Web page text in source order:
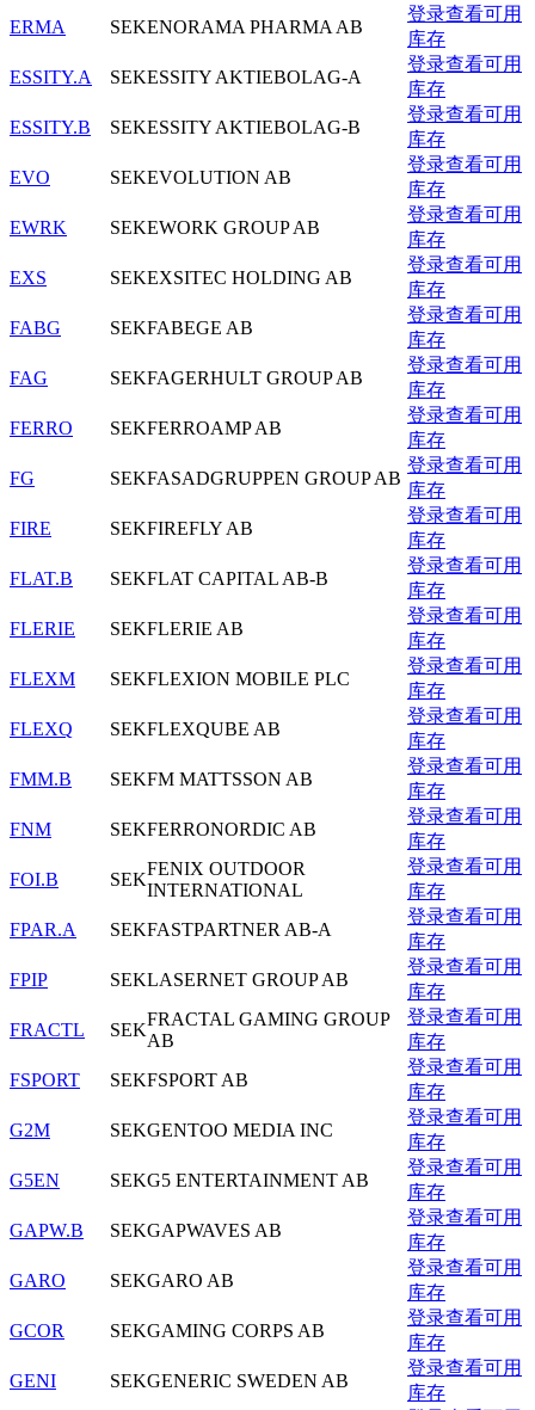
ERMA
SEKENORAMA PHARMA AB
登录查看可用
库存
ESSITY.A
SEKESSITY AKTIEBOLAG-A
登录查看可用
库存
ESSITY.B
SEKESSITY AKTIEBOLAG-B
登录查看可用
库存
EVO
SEKEVOLUTION AB
登录查看可用
库存
EWRK
SEKEWORK GROUP AB
登录查看可用
库存
EXS
SEKEXSITEC HOLDING AB
登录查看可用
库存
FABG
SEKFABEGE AB
登录查看可用
库存
FAG
SEKFAGERHULT GROUP AB
登录查看可用
库存
FERRO
SEKFERROAMP AB
登录查看可用
库存
FG
SEKFASADGRUPPEN GROUP AB
登录查看可用
库存
FIRE
SEKFIREFLY AB
登录查看可用
库存
FLAT.B
SEKFLAT CAPITAL AB-B
登录查看可用
库存
FLERIE
SEKFLERIE AB
登录查看可用
库存
FLEXM
SEKFLEXION MOBILE PLC
登录查看可用
库存
FLEXQ
SEKFLEXQUBE AB
登录查看可用
库存
FMM.B
SEKFM MATTSSON AB
登录查看可用
库存
FNM
SEKFERRONORDIC AB
登录查看可用
库存
FOI.B
SEK
FENIX OUTDOOR
INTERNATIONAL
登录查看可用
库存
FPAR.A
SEKFASTPARTNER AB-A
登录查看可用
库存
FPIP
SEKLASERNET GROUP AB
登录查看可用
库存
FRACTL
SEK
FRACTAL GAMING GROUP
AB
登录查看可用
库存
FSPORT
SEKFSPORT AB
登录查看可用
库存
G2M
SEKGENTOO MEDIA INC
登录查看可用
库存
G5EN
SEKG5 ENTERTAINMENT AB
登录查看可用
库存
GAPW.B
SEKGAPWAVES AB
登录查看可用
库存
GARO
SEKGARO AB
登录查看可用
库存
GCOR
SEKGAMING CORPS AB
登录查看可用
库存
GENI
SEKGENERIC SWEDEN AB
登录查看可用
库存